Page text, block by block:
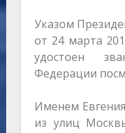
Указом
от 24 марта
удостоен
Федерации
Именем
из улиц